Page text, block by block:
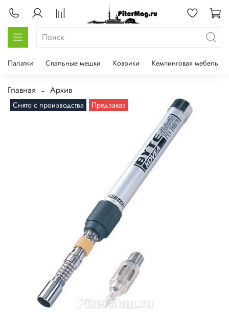
Палатки Спальные мешки Коврики Кемпинговая мебель
Главная Архив
Снято с производства Предзаказ